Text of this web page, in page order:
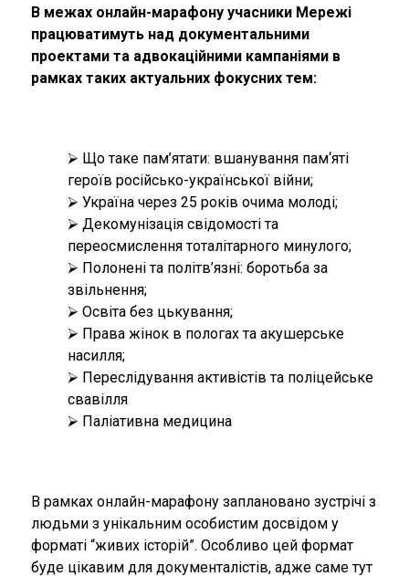
В межах онлайн-марафону учасники Мережі
працюватимуть над документальними
проектами та адвокаційними кампаніями в
рамках таких актуальних фокусних тем:
⮚ Що таке пам’ятати: вшанування пам‘яті
героїв російсько-української війни;
⮚ Україна через 25 років очима молоді;
⮚ Декомунізація свідомості та
переосмислення тоталітарного минулого;
⮚ Полонені та політв’язні: боротьба за
звільнення;
⮚ Освіта без цькування;
⮚ Права жінок в пологах та акушерське
насилля;
⮚ Переслідування активістів та поліцейське
свавілля
⮚ Паліативна медицина
В рамках онлайн-марафону заплановано зустрічі з
людьми з унікальним особистим досвідом у
форматі “живих історій”. Особливо цей формат
буде цікавим для документалістів, адже саме тут